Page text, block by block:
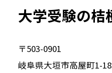
大学受験の桔
〒503-0901
岐阜県大垣市高屋町1-